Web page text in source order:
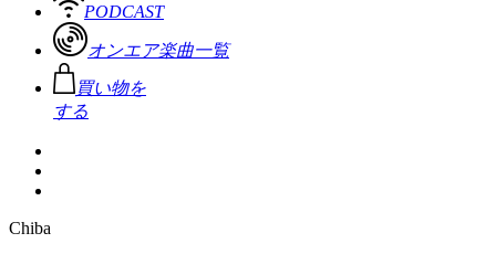
PODCAST
オンエア楽曲一覧
買い物を
する
Chiba